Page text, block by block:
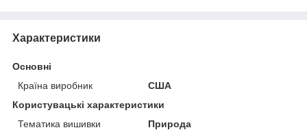
Характеристики
Основні
Країна виробник
США
Користувацькі характеристики
Тематика вишивки
Природа